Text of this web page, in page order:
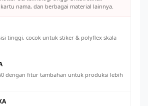
nama, dan berbagai material lainnya.
tinggi, cocok untuk stiker & polyflex skala
dengan fitur tambahan untuk produksi lebih